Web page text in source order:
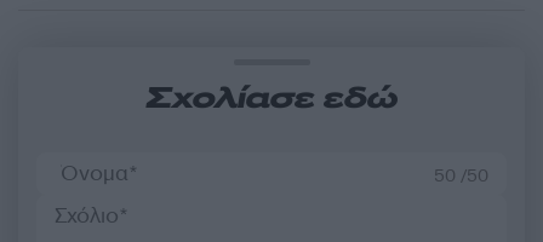
Σχολίασε εδώ
50 /50